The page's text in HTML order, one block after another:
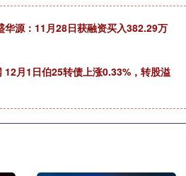
华源：11月28日获融资买入382.29万
12月1日伯25转债上涨0.33%，转股溢